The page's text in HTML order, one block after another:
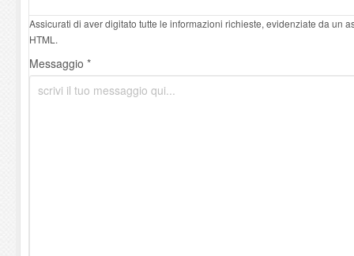
Assicurati di aver digitato tutte le informazioni richieste, evidenziate da un
HTML.
Messaggio *